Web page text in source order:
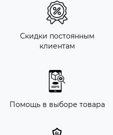
Скидки постоянным
клиентам
Помощь в выборе товара